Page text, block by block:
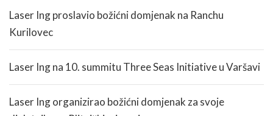
Laser Ing proslavio božićni domjenak na Ranchu
Kurilovec
Laser Ing na 10. summitu Three Seas Initiative u Varšavi
Laser Ing organizirao božićni domjenak za svoje